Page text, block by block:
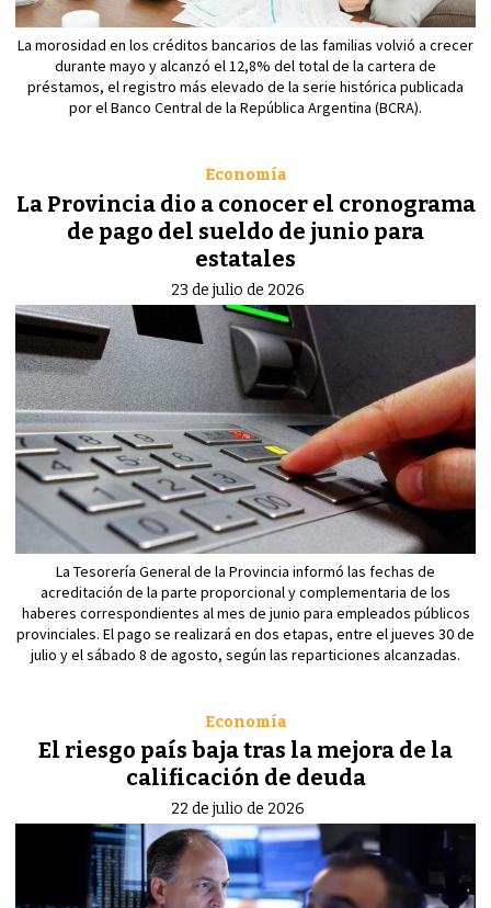
La morosidad en los créditos bancarios de las familias volvió a crecer
durante mayo y alcanzó el 12,8% del total de la cartera de
préstamos, el registro más elevado de la serie histórica publicada
por el Banco Central de la República Argentina (BCRA).
La Provincia dio a conocer el cronograma
de pago del sueldo de junio para
estatales
Economía
23 de julio de 2026
La Tesorería General de la Provincia informó las fechas de
acreditación de la parte proporcional y complementaria de los
haberes correspondientes al mes de junio para empleados públicos
provinciales. El pago se realizará en dos etapas, entre el jueves 30 de
julio y el sábado 8 de agosto, según las reparticiones alcanzadas.
El riesgo país baja tras la mejora de la
calificación de deuda
Economía
22 de julio de 2026